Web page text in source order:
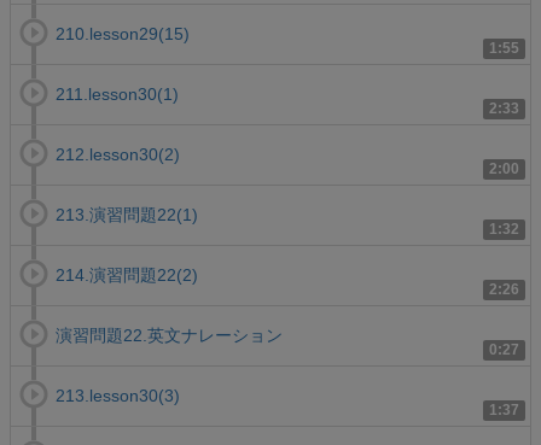
1:55
210.lesson29(15)
2:33
211.lesson30(1)
2:00
212.lesson30(2)
1:32
213.演習問題22(1)
2:26
214.演習問題22(2)
0:27
演習問題22.英文ナレーション
1:37
213.lesson30(3)